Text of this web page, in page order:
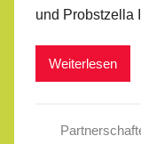
und Probstzella
Weiterlesen